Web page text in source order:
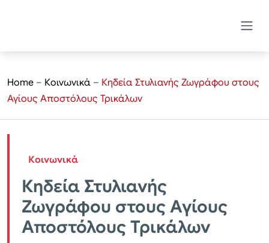
Home – Κοινωνικά – Κηδεία Στυλιανής Ζωγράφου στους
Αγίους Αποστόλους Τρικάλων
Κοινωνικά
Κηδεία Στυλιανής
Ζωγράφου στους Αγίους
Αποστόλους Τρικάλων